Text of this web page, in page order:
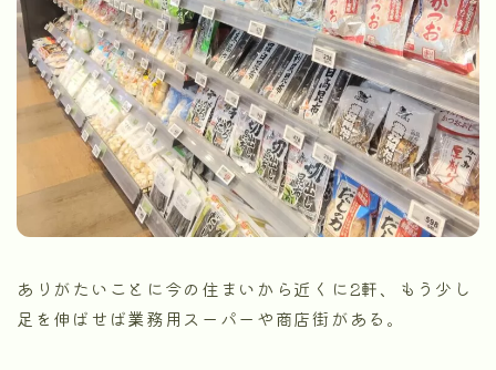
ありがたいことに今の住まいから近くに2軒、もう少し
足を伸ばせば業務用スーパーや商店街がある。